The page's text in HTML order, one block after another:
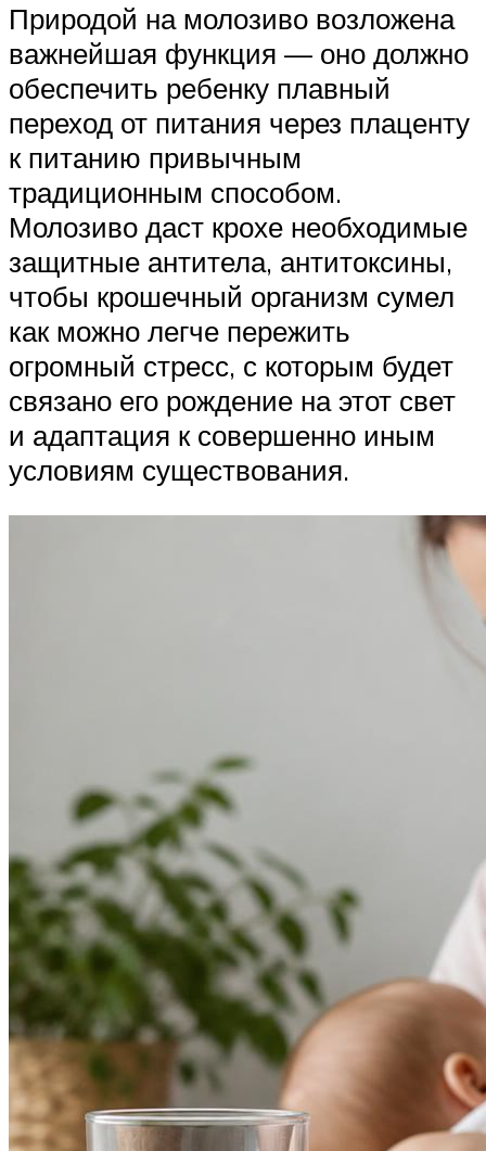
Природой на молозиво возложена
важнейшая функция — оно должно
обеспечить ребенку плавный
переход от питания через плаценту
к питанию привычным
традиционным способом.
Молозиво даст крохе необходимые
защитные антитела, антитоксины,
чтобы крошечный организм сумел
как можно легче пережить
огромный стресс, с которым будет
связано его рождение на этот свет
и адаптация к совершенно иным
условиям существования.